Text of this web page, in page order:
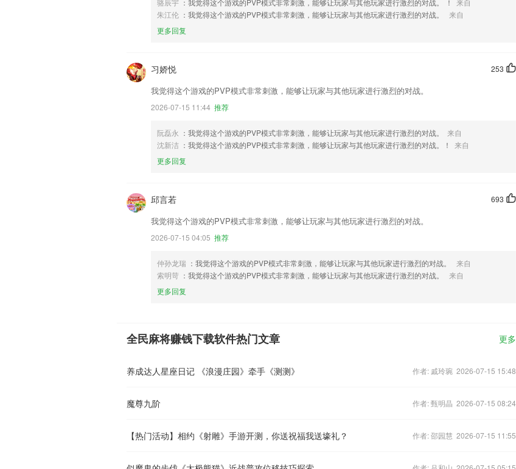
朱江伦 ：我觉得这个游戏的PVP模式非常刺激，能够让玩家与其他玩家进行激烈的对战。
来自
更多回复
253
习娇悦
我觉得这个游戏的PVP模式非常刺激，能够让玩家与其他玩家进行激烈的对战。
2026-07-15 11:44 推荐
阮磊永 ：我觉得这个游戏的PVP模式非常刺激，能够让玩家与其他玩家进行激烈的对战。
来自
沈新洁 ：我觉得这个游戏的PVP模式非常刺激，能够让玩家与其他玩家进行激烈的对战。！
来自
更多回复
693
邱言若
我觉得这个游戏的PVP模式非常刺激，能够让玩家与其他玩家进行激烈的对战。
2026-07-15 04:05 推荐
仲孙龙瑞 ：我觉得这个游戏的PVP模式非常刺激，能够让玩家与其他玩家进行激烈的对战。
来自
索明苛 ：我觉得这个游戏的PVP模式非常刺激，能够让玩家与其他玩家进行激烈的对战。
来自
更多回复
全民麻将赚钱下载软件热门文章 更多
养成达人星座日记 《浪漫庄园》牵手《测测》 作者: 戚玲琬 2026-07-15 15:48
魔尊九阶 作者: 甄明晶 2026-07-15 08:24
【热门活动】相约《射雕》手游开测，你送祝福我送壕礼？ 作者: 邵园慧 2026-07-15 11:55